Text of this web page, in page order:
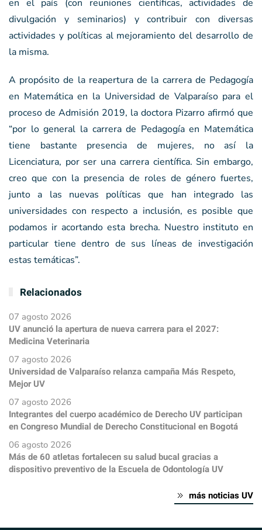
en el país (con reuniones científicas, actividades de
divulgación y seminarios) y contribuir con diversas
actividades y políticas al mejoramiento del desarrollo de
la misma.
A propósito de la reapertura de la carrera de Pedagogía
en Matemática en la Universidad de Valparaíso para el
proceso de Admisión 2019, la doctora Pizarro afirmó que
“por lo general la carrera de Pedagogía en Matemática
tiene bastante presencia de mujeres, no así la
Licenciatura, por ser una carrera científica. Sin embargo,
creo que con la presencia de roles de género fuertes,
junto a las nuevas políticas que han integrado las
universidades con respecto a inclusión, es posible que
podamos ir acortando esta brecha. Nuestro instituto en
particular tiene dentro de sus líneas de investigación
estas temáticas”.
Relacionados
07 agosto 2026
UV anunció la apertura de nueva carrera para el 2027:
Medicina Veterinaria
07 agosto 2026
Universidad de Valparaíso relanza campaña Más Respeto,
Mejor UV
07 agosto 2026
Integrantes del cuerpo académico de Derecho UV participan
en Congreso Mundial de Derecho Constitucional en Bogotá
06 agosto 2026
Más de 60 atletas fortalecen su salud bucal gracias a
dispositivo preventivo de la Escuela de Odontología UV
más noticias UV